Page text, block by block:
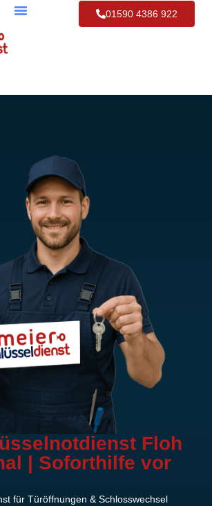
01590 4386 922
Floh
| Soforthilfe vor
für Türöffnungen & Schlosswechsel